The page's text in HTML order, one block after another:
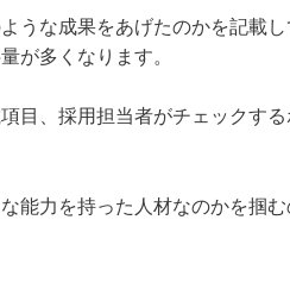
うな成果をあげたのかを記載
が多くなります。
目、採用担当者がチェックす
能力を持った人材なのかを掴む